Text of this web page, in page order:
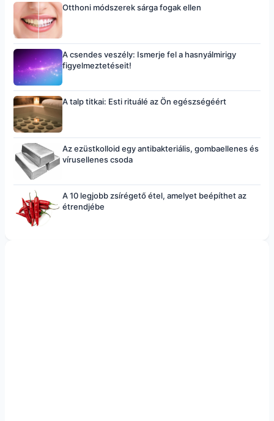
Otthoni módszerek sárga fogak ellen
A csendes veszély: Ismerje fel a hasnyálmirigy
figyelmeztetéseit!
A talp titkai: Esti rituálé az Ön egészségéért
Az ezüstkolloid egy antibakteriális, gombaellenes és
vírusellenes csoda
A 10 legjobb zsírégető étel, amelyet beépíthet az
étrendjébe